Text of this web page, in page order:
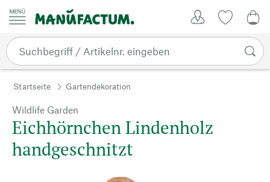
Zum Inhalt springen
Startseite Gartendekoration
Wildlife Garden
Eichhörnchen Lindenholz
handgeschnitzt